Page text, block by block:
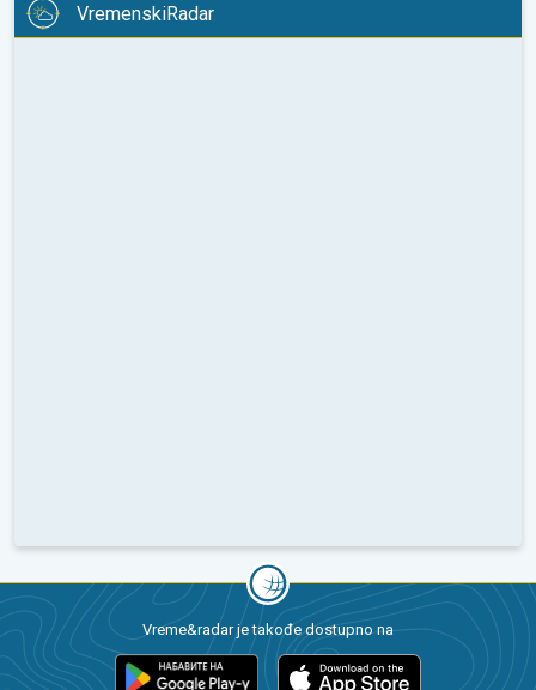
VremenskiRadar
Vreme&radar je takođe dostupno na